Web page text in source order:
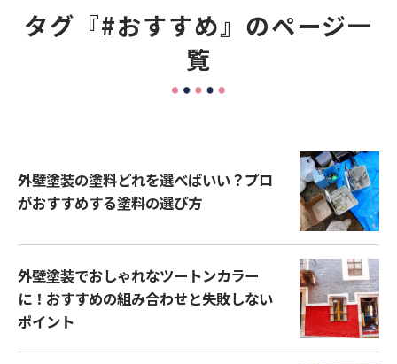
タグ『#おすすめ』のページ一
覧
外壁塗装の塗料どれを選べばいい？プロ
がおすすめする塗料の選び方
外壁塗装でおしゃれなツートンカラー
に！おすすめの組み合わせと失敗しない
ポイント